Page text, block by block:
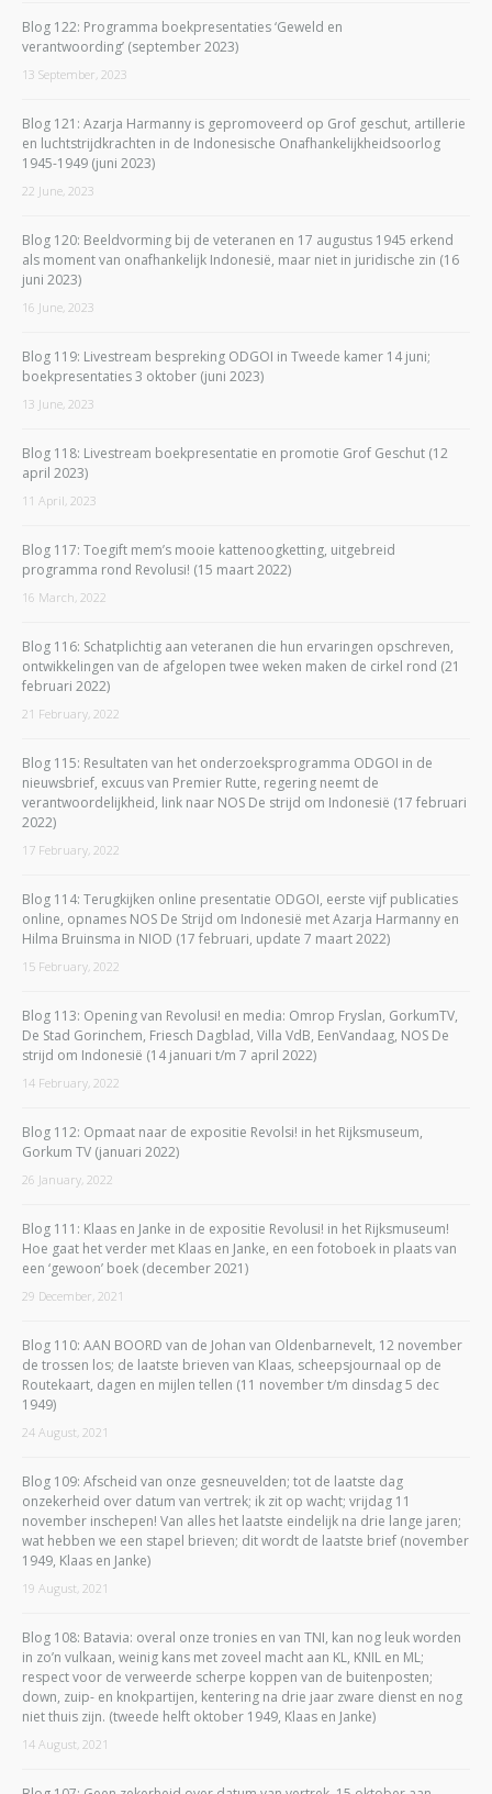
Blog 122: Programma boekpresentaties ‘Geweld en
verantwoording’ (september 2023)
13 September, 2023
Blog 121: Azarja Harmanny is gepromoveerd op Grof geschut, artillerie
en luchtstrijdkrachten in de Indonesische Onafhankelijkheidsoorlog
1945-1949 (juni 2023)
22 June, 2023
Blog 120: Beeldvorming bij de veteranen en 17 augustus 1945 erkend
als moment van onafhankelijk Indonesië, maar niet in juridische zin (16
juni 2023)
16 June, 2023
Blog 119: Livestream bespreking ODGOI in Tweede kamer 14 juni;
boekpresentaties 3 oktober (juni 2023)
13 June, 2023
Blog 118: Livestream boekpresentatie en promotie Grof Geschut (12
april 2023)
11 April, 2023
Blog 117: Toegift mem’s mooie kattenoogketting, uitgebreid
programma rond Revolusi! (15 maart 2022)
16 March, 2022
Blog 116: Schatplichtig aan veteranen die hun ervaringen opschreven,
ontwikkelingen van de afgelopen twee weken maken de cirkel rond (21
februari 2022)
21 February, 2022
Blog 115: Resultaten van het onderzoeksprogramma ODGOI in de
nieuwsbrief, excuus van Premier Rutte, regering neemt de
verantwoordelijkheid, link naar NOS De strijd om Indonesië (17 februari
2022)
17 February, 2022
Blog 114: Terugkijken online presentatie ODGOI, eerste vijf publicaties
online, opnames NOS De Strijd om Indonesië met Azarja Harmanny en
Hilma Bruinsma in NIOD (17 februari, update 7 maart 2022)
15 February, 2022
Blog 113: Opening van Revolusi! en media: Omrop Fryslan, GorkumTV,
De Stad Gorinchem, Friesch Dagblad, Villa VdB, EenVandaag, NOS De
strijd om Indonesië (14 januari t/m 7 april 2022)
14 February, 2022
Blog 112: Opmaat naar de expositie Revolsi! in het Rijksmuseum,
Gorkum TV (januari 2022)
26 January, 2022
Blog 111: Klaas en Janke in de expositie Revolusi! in het Rijksmuseum!
Hoe gaat het verder met Klaas en Janke, en een fotoboek in plaats van
een ‘gewoon’ boek (december 2021)
29 December, 2021
Blog 110: AAN BOORD van de Johan van Oldenbarnevelt, 12 november
de trossen los; de laatste brieven van Klaas, scheepsjournaal op de
Routekaart, dagen en mijlen tellen (11 november t/m dinsdag 5 dec
1949)
24 August, 2021
Blog 109: Afscheid van onze gesneuvelden; tot de laatste dag
onzekerheid over datum van vertrek; ik zit op wacht; vrijdag 11
november inschepen! Van alles het laatste eindelijk na drie lange jaren;
wat hebben we een stapel brieven; dit wordt de laatste brief (november
1949, Klaas en Janke)
19 August, 2021
Blog 108: Batavia: overal onze tronies en van TNI, kan nog leuk worden
in zo’n vulkaan, weinig kans met zoveel macht aan KL, KNIL en ML;
respect voor de verweerde scherpe koppen van de buitenposten;
down, zuip- en knokpartijen, kentering na drie jaar zware dienst en nog
niet thuis zijn. (tweede helft oktober 1949, Klaas en Janke)
14 August, 2021